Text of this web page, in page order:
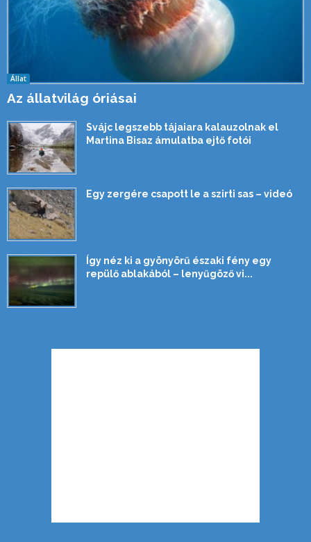
Állat
Az állatvilág óriásai
Svájc legszebb tájaiara kalauzolnak el
Martina Bisaz ámulatba ejtő fotói
Egy zergére csapott le a szirti sas – videó
Így néz ki a gyönyörű északi fény egy
repülő ablakából – lenyűgöző vi...